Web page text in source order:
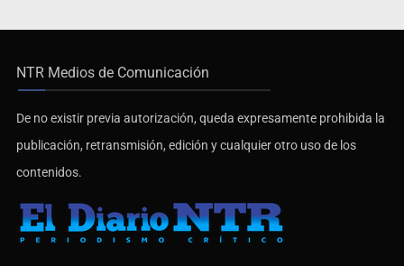
NTR Medios de Comunicación
De no existir previa autorización, queda expresamente prohibida la
publicación, retransmisión, edición y cualquier otro uso de los
contenidos.